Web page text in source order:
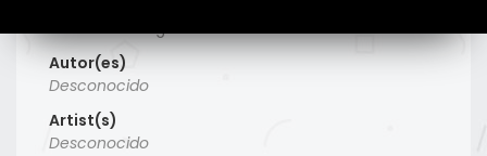
Árbol Genealógico
Autor(es)
Desconocido
Artist(s)
Desconocido